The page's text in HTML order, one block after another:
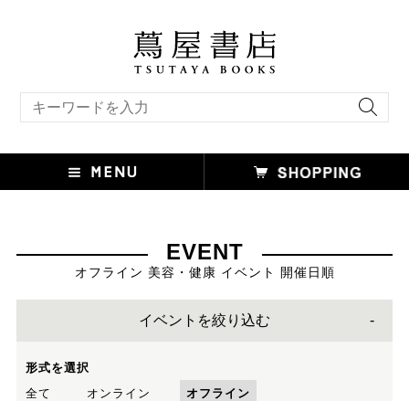
EVENT
オフライン 美容・健康 イベント 開催日順
イベントを絞り込む
形式を選択
全て
オンライン オフライン